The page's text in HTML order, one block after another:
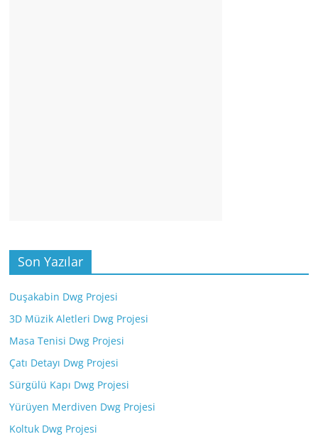
Son Yazılar
Duşakabin Dwg Projesi
3D Müzik Aletleri Dwg Projesi
Masa Tenisi Dwg Projesi
Çatı Detayı Dwg Projesi
Sürgülü Kapı Dwg Projesi
Yürüyen Merdiven Dwg Projesi
Koltuk Dwg Projesi